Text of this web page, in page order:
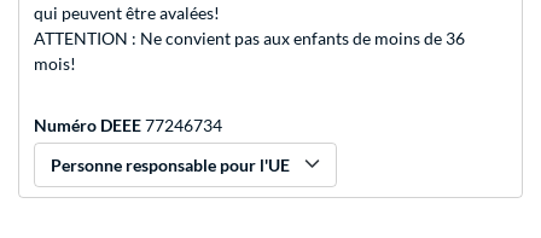
qui peuvent être avalées!
ATTENTION : Ne convient pas aux enfants de moins de 36
mois!
Numéro DEEE77246734
Personne responsable pour l'UE